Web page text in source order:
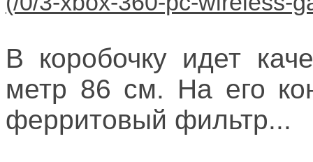
В коробочку идет
метр 86 см. На его
ферритовый фильтр...